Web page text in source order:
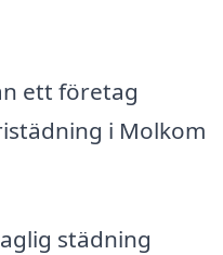
ett företag
i Molkom
städning